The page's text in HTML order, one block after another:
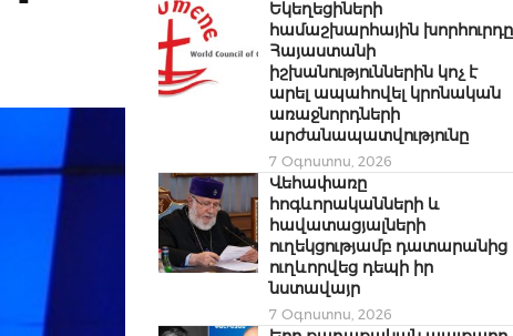
Եկեղեցիների
համաշխարհային խորհուրդը
Հայաստանի
իշխանություններին կոչ է
արել ապահովել կրոնական
առաջնորդների
արժանապատվությունը
7 Օգոստոս, 2026
Վեհափառը
հոգևորականների և
հավատացյալների
ուղեկցությամբ դատարանից
ուղևորվեց դեպի իր
նստավայր
7 Օգոստոս, 2026